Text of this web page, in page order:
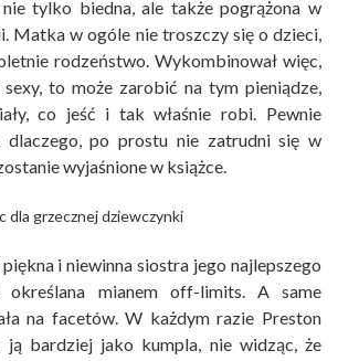
tylko biedna, ale także pogrążona w
Matka w ogóle nie troszczy się o dzieci,
rodzeństwo. Wykombinował więc,
to może zarobić na tym pieniądze,
co jeść i tak właśnie robi. Pewnie
dlaczego, po prostu nie zatrudni się w
wyjaśnione w książce.
dla grzecznej dziewczynki
i niewinna siostra jego najlepszego
określana mianem off-limits. A same
na facetów. W każdym razie Preston
ją bardziej jako kumpla, nie widząc, że